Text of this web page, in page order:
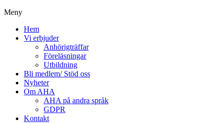
Meny
Hem
Vi erbjuder
Anhörigträffar
Föreläsningar
Utbildning
Bli medlem/ Stöd oss
Nyheter
Om AHA
AHA på andra språk
GDPR
Kontakt